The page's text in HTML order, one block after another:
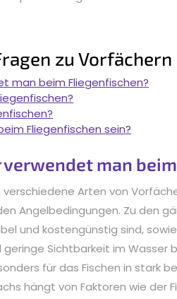
zu
man beim Fliegenfischen?
Fliegenfischen sein?
man
Arten von
Angelbedingungen. Zu den
und kostengünstig sind,
Sichtbarkeit im Wasser
für das Fischen in stark
hängt von Faktoren wie der